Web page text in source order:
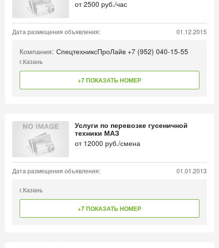
от2500 руб./час
Дата размещения объявления: 01.12.2015
Компания: СпецтехниксПроЛайв +7 (952) 040-15-55
г.Казань
+7 ПОКАЗАТЬ НОМЕР
Услуги по перевозке гусеничной
техники МАЗ
от 12000 руб./смена
Дата размещения объявления: 01.01.2013
г.Казань
+7 ПОКАЗАТЬ НОМЕР